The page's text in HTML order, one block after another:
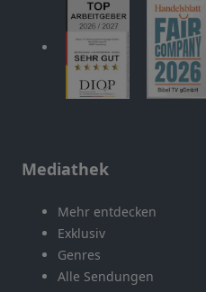
Mediathek
Mehr entdecken
Exklusiv
Genres
Alle Sendungen